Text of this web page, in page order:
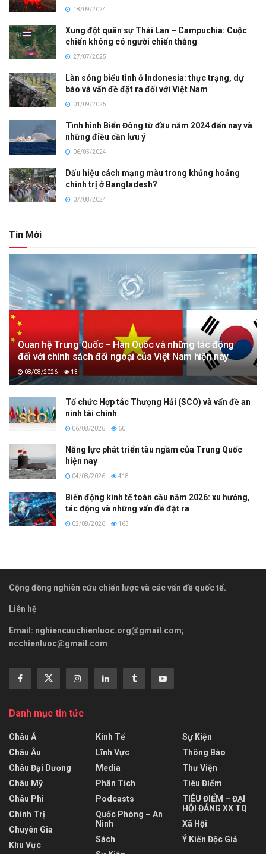
18/09/2024
Xung đột quân sự Thái Lan – Campuchia: Cuộc
chiến không có người chiến thắng
27/07/2025
Làn sóng biểu tình ở Indonesia: thực trạng, dự
báo và vấn đề đặt ra đối với Việt Nam
01/09/2025
Tình hình Biển Đông từ đầu năm 2024 đến nay và
những điều cần lưu ý
06/05/2024
Dấu hiệu cách mạng màu trong khủng hoảng
chính trị ở Bangladesh?
07/08/2024
Tin Mới
Quan hệ Trung Quốc – Hàn Quốc và những tác động
đối với chính sách đối ngoại của Việt Nam hiện nay
08/08/2026 13
Tổ chức Hợp tác Thượng Hải (SCO) và vấn đề an
ninh tài chính
06/08/2026 60
Năng lực phát triển tàu ngầm của Trung Quốc
hiện nay
04/08/2026 418
Biến động kinh tế toàn cầu năm 2026: xu hướng,
tác động và những vấn đề đặt ra
02/08/2026 163
Cộng đồng nghiên cứu chiến lược và các vấn đề quốc tế.
Liên hệ
Email: nghiencuuchienluoc.org@gmail.com;
ncchienluoc@gmail.com
Danh mục tin tức
Châu Á
Châu Âu
Châu Đại Dương
Châu Mỹ
Châu Phi
Chính Trị
Chuyên Gia
Khu Vực
Kinh Tế
Lĩnh Vực
Media
Phân Tích
Podcasts
Quốc Phòng – An
Ninh
Sách
Sự Kiện
Thông Báo
Thư Viện
Tiêu Điểm
TIÊU ĐIỂM – ĐẠI
HỘI ĐẢNG XX TQ
Xã Hội
Ý Kiến Độc Giả